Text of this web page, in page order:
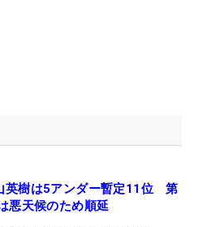
ともあり、日本で連戦。
からの「クローガー・クイ
復帰”する予定も立ててい
ことがもともとの目標だ
。21年大会では圧勝劇を
英樹は5アンダー暫定11位 第
悪天候のため順延